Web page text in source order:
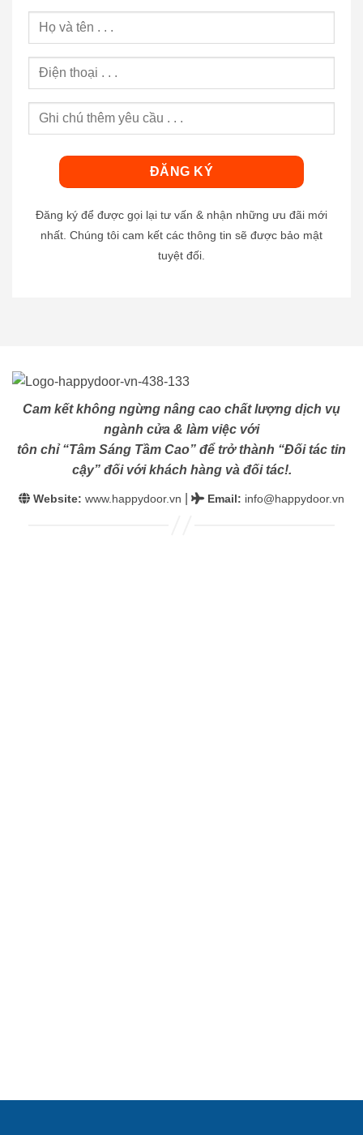
Đăng ký để được gọi lại tư vấn & nhận những ưu đãi mới
nhất. Chúng tôi cam kết các thông tin sẽ được bảo mật
tuyệt đối.
Cam kết không ngừng nâng cao chất lượng dịch vụ
ngành cửa & làm việc với
tôn chỉ “Tâm Sáng Tầm Cao” để trở thành “Đối tác tin
cậy” đối với khách hàng và đối tác!.
Website: www.happydoor.vn Email: info@happydoor.vn